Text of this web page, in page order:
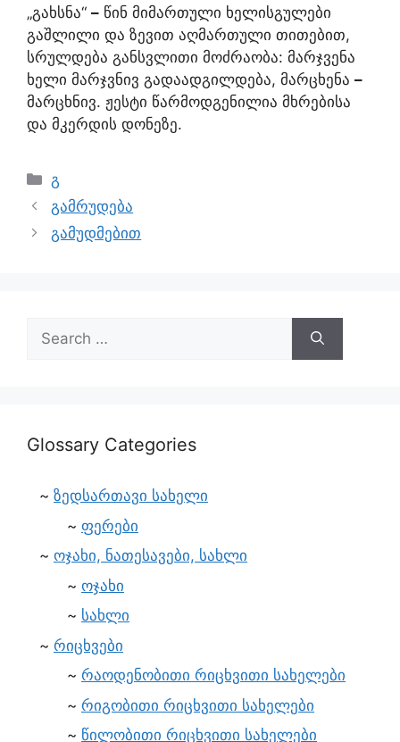
„გახსნა“ – წინ მიმართული ხელისგულები
გაშლილი და ზევით აღმართული თითებით,
სრულდება განსვლითი მოძრაობა: მარჯვენა
ხელი მარჯვნივ გადაადგილდება, მარცხენა –
მარცხნივ. ჟესტი წარმოდგენილია მხრებისა
და მკერდის დონეზე.
გ
გამრუდება
გამუდმებით
Glossary Categories
ზედსართავი სახელი
ფერები
ოჯახი, ნათესავები, სახლი
ოჯახი
სახლი
რიცხვები
რაოდენობითი რიცხვითი სახელები
რიგობითი რიცხვითი სახელები
წილობითი რიცხვითი სახელები